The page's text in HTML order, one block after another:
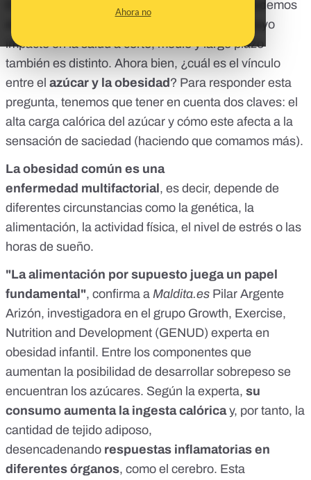
Ahora no
En los alimentos y productos que comemos podemos
, cuyo
impacto en la salud a corto, medio y largo plazo
también es distinto. Ahora bien, ¿cuál es el vínculo
entre el azúcar y la obesidad? Para responder esta
pregunta, tenemos que tener en cuenta dos claves: el
alta carga calórica del azúcar y cómo este afecta a la
sensación de saciedad (haciendo que comamos más).
La obesidad común es una
enfermedad multifactorial, es decir, depende de
diferentes circunstancias como la genética, la
alimentación, la actividad física, el nivel de estrés o las
horas de sueño.
"La alimentación por supuesto juega un papel
fundamental", confirma a Maldita.es Pilar Argente
Arizón, investigadora en el grupo Growth, Exercise,
Nutrition and Development (GENUD) experta en
obesidad infantil. Entre los componentes que
aumentan la posibilidad de desarrollar sobrepeso se
encuentran los azúcares. Según la experta, su
consumo aumenta la ingesta calóricay, por tanto, la
cantidad de tejido adiposo,
desencadenando respuestas inflamatorias en
diferentes órganos, como el cerebro. Esta